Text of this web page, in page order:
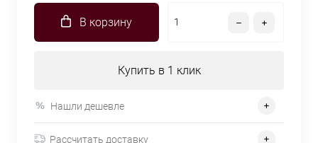
В корзину
Купить в 1 клик
Нашли дешевле
Рассчитать доставку